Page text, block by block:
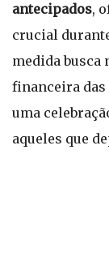
antecipados,
crucial
medida busca
financeira das
uma
aqueles que